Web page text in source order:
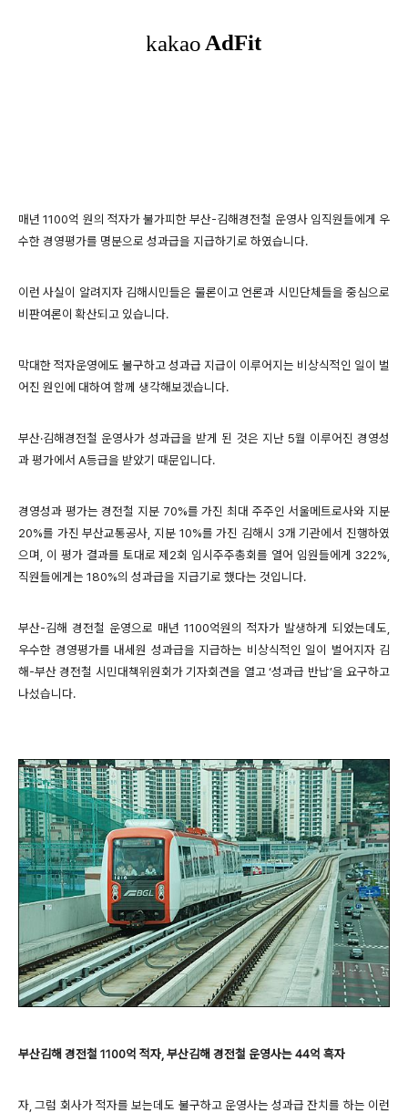
매년 1100억 원의 적자가 불가피한 부산-김해경전철 운영사 임직원들에게 우
수한 경영평가를 명분으로 성과급을 지급하기로 하였습니다.
이런 사실이 알려지자 김해시민들은 물론이고 언론과 시민단체들을 중심으로
비판여론이 확산되고 있습니다.
막대한 적자운영에도 불구하고 성과급 지급이 이루어지는 비상식적인 일이 벌
어진 원인에 대하여 함께 생각해보겠습니다.
부산·김해경전철 운영사가 성과급을 받게 된 것은 지난 5월 이루어진 경영성
과 평가에서 A등급을 받았기 때문입니다.
경영성과 평가는 경전철 지분 70%를 가진 최대 주주인 서울메트로사와 지분
20%를 가진 부산교통공사, 지분 10%를 가진 김해시 3개 기관에서 진행하였
으며, 이 평가 결과를 토대로 제2회 임시주주총회를 열어 임원들에게 322%,
직원들에게는 180%의 성과급을 지급기로 했다는 것입니다.
부산-김해 경전철 운영으로 매년 1100억원의 적자가 발생하게 되었는데도,
우수한 경영평가를 내세원 성과급을 지급하는 비상식적인 일이 벌어지자 김
해-부산 경전철 시민대책위원회가 기자회견을 열고 ‘성과급 반납’을 요구하고
나섰습니다.
부산김해 경전철 1100억 적자, 부산김해 경전철 운영사는 44억 흑자
자, 그럼 회사가 적자를 보는데도 불구하고 운영사는 성과급 잔치를 하는 이런